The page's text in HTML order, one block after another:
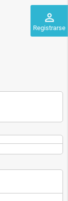
perm_identity
Registrarse